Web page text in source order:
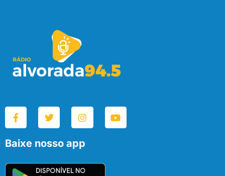
Baixe nosso app